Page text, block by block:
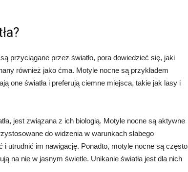
przyciągane przez światło, pora dowiedzieć się, jaki
również jako ćma. Motyle nocne są przykładem
one światła i preferują ciemne miejsca, takie jak lasy i
jest związana z ich biologią. Motyle nocne są aktywne
do widzenia w warunkach słabego
i utrudnić im nawigację. Ponadto, motyle nocne są często
na nie w jasnym świetle. Unikanie światła jest dla nich